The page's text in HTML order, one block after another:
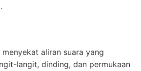
aliran suara yang
langit, dinding, dan permukaan